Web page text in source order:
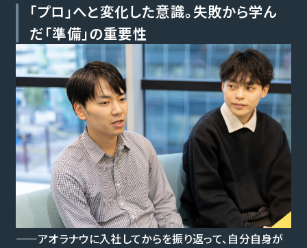
「プロ」へと変化した意識。失敗から学ん
だ「準備」の重要性
——アオラナウに入社してからを振り返って、自分自身が